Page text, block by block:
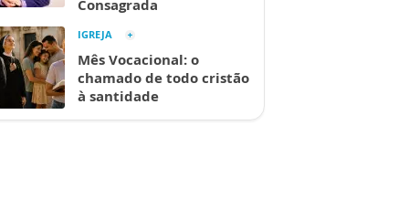
Consagrada
IGREJA
Mês Vocacional: o
chamado de todo cristão
à santidade